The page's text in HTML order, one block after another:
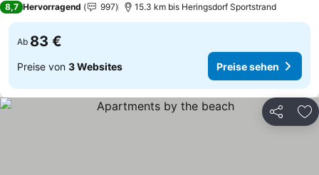
8,7 Hervorragend 997 15.3 km bis Heringsdorf Sportstrand
Ab 83 €
Preise von 3 Websites Preise sehen
Teilen